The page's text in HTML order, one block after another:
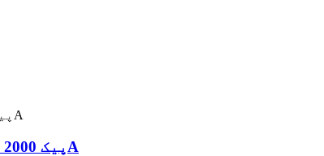
د LiPo LiFePO4 لپاره 350A ریلے BMS 4S-35S پیک 2000A